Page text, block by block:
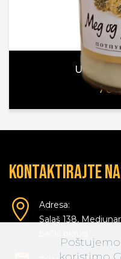
Uljana
Kontaktirajte
Adresa:
Salaš 138,